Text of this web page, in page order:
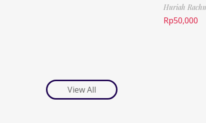
Huriah
Rp50,000
View All